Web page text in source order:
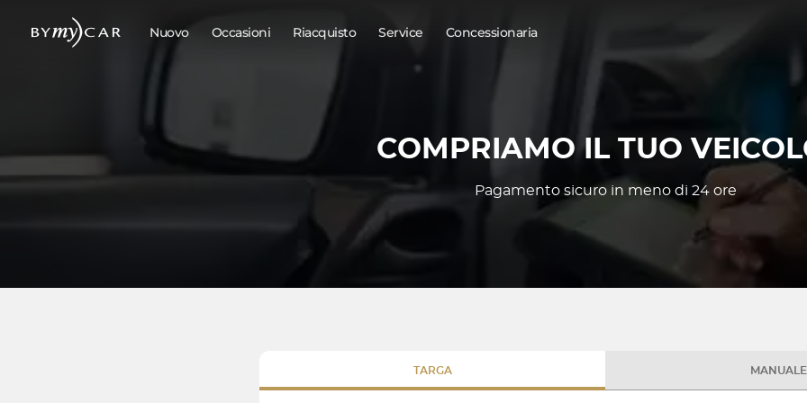
Nuovo Occasioni Riacquisto Service Concessionaria
COMPRIAMO IL TUO
Pagamento sicuro in meno di 24 ore
TARGA MANUALE